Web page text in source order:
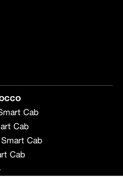
Cab
Cab
Cab
Cab